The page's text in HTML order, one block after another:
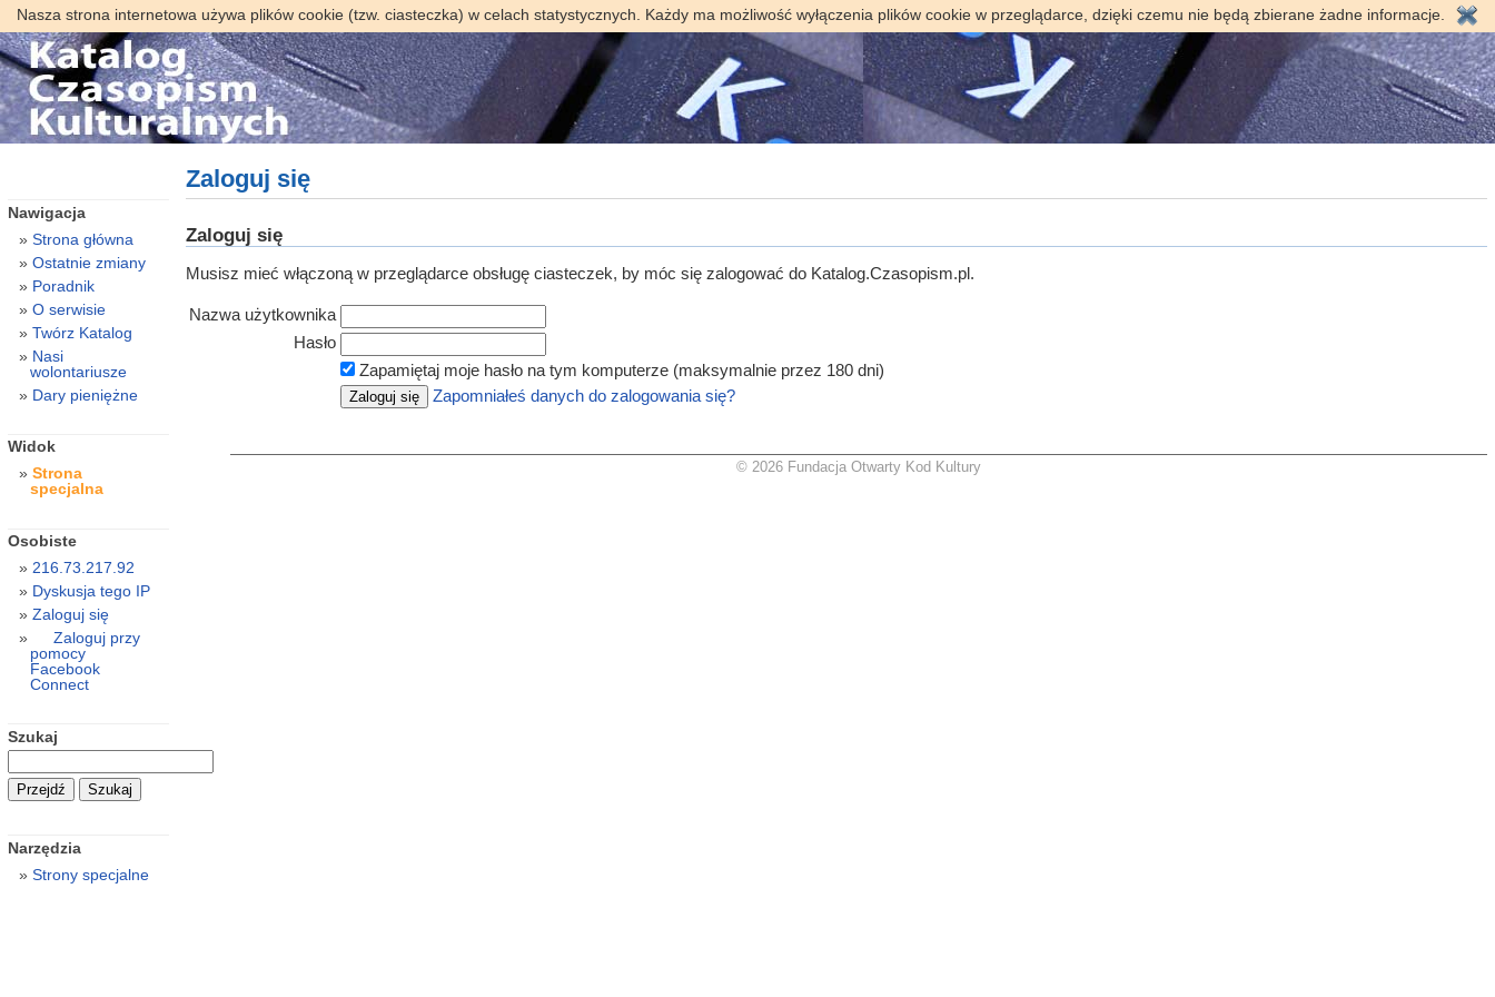
Nasza strona internetowa używa plików cookie (tzw. ciasteczka) w celach statystycznych. Każdy ma możliwość wyłączenia plików cookie w przeglądarce, dzięki czemu nie będą zbierane żadne informacje.
Zaloguj się
Zaloguj się
Musisz mieć włączoną w przeglądarce obsługę ciasteczek, by móc się zalogować do Katalog.Czasopism.pl.
Nazwa użytkownika
Hasło
Zapamiętaj moje hasło na tym komputerze (maksymalnie przez 180 dni)
Zapomniałeś danych do zalogowania się?
Nawigacja
Strona główna
Ostatnie zmiany
Poradnik
O serwisie
Twórz Katalog
Nasi
wolontariusze
Dary pieniężne
Widok
Strona
specjalna
Osobiste
216.73.217.92
Dyskusja tego IP
Zaloguj się
Zaloguj przy
pomocy
Facebook
Connect
Szukaj
Narzędzia
Strony specjalne
© 2026 Fundacja Otwarty Kod Kultury